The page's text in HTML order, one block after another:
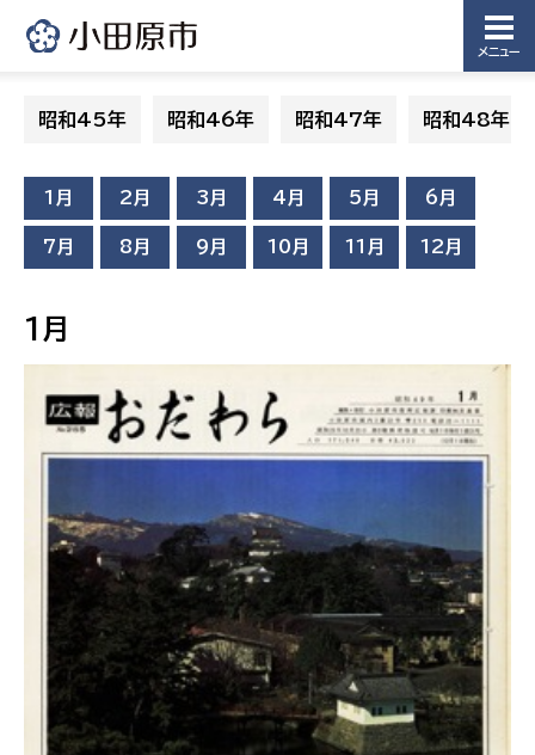
メニュー
昭和45年 昭和46年 昭和47年 昭和48年
1月 2月 3月 4月 5月 6月
7月 8月 9月 10月 11月 12月
1月